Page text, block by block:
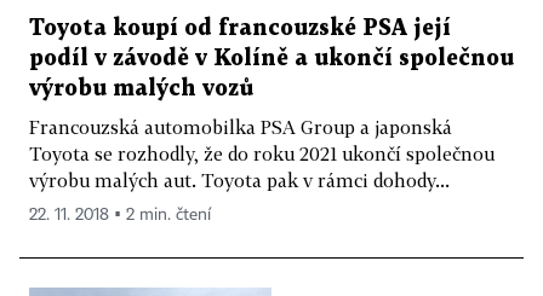
Toyota koupí od francouzské PSA její
podíl v závodě v Kolíně a ukončí společnou
výrobu malých vozů
Francouzská automobilka PSA Group a japonská
Toyota se rozhodly, že do roku 2021 ukončí společnou
výrobu malých aut. Toyota pak v rámci dohody...
22. 11. 2018 ▪ 2 min. čtení